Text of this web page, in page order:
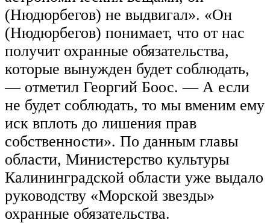
(Нюдюрбегов) не выдвигал». «Он
(Нюдюрбегов) понимает, что от нас
получит охранные обязательства,
которые вынужден будет соблюдать,
— отметил Георгий Боос. — А если
не будет соблюдать, то мы вменим ему
иск вплоть до лишения прав
собственности». По данным главы
области, Министерство культуры
Калининградской области уже выдало
руководству «Морской звезды»
охранные обязательства.